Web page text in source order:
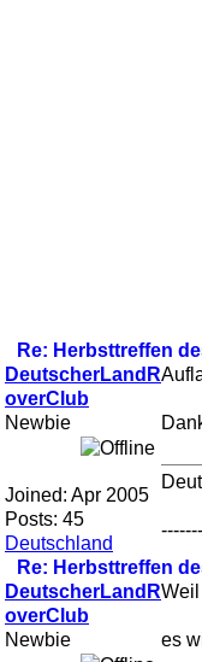
Re: Herbsttreffen
DeutscherLandR
overClub
Newbie
Joined: Apr 2005
Posts: 45
Deutschland
Re: Herbsttreffen
DeutscherLandR
overClub
Newbie
es